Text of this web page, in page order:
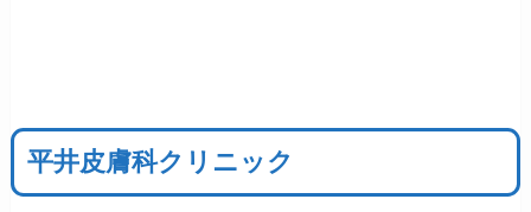
平井皮膚科クリニック